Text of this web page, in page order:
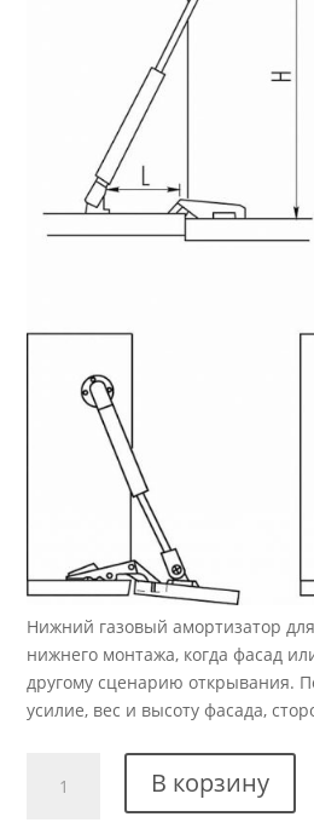
Нижний газовый амортизатор
нижнего монтажа, когда фасад
другому сценарию открывания.
усилие, вес и высоту фасада,
товара
В корзину